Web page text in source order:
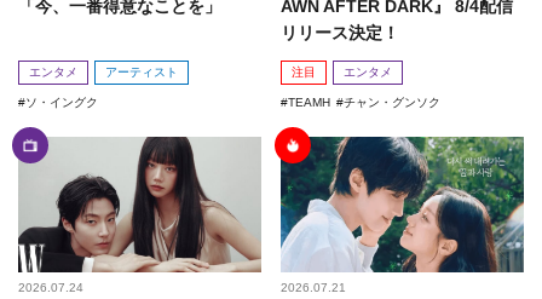
「今、一番得意なことを」
エンタメ アーティスト
ソ・イングク
AWN AFTER DARK』 8/4配信
リリース決定！
注目 エンタメ
TEAMH チャン・グンソク
2026.07.24 2026.07.21